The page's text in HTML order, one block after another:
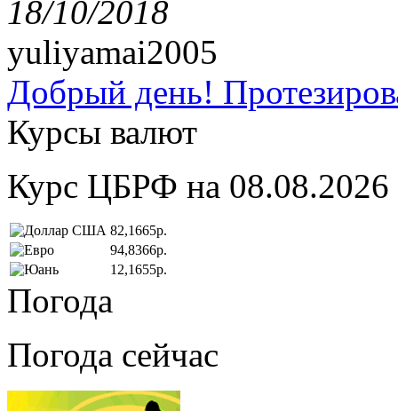
18/10/2018
yuliyamai2005
Добрый день!
Курсы валют
Курс ЦБРФ на 08.08.2026
82,1665р.
94,8366р.
12,1655р.
Погода
Погода сейчас